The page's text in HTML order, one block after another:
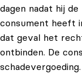
dagen nadat hij
consument heeft
dat geval het
ontbinden. De
schadevergoeding.